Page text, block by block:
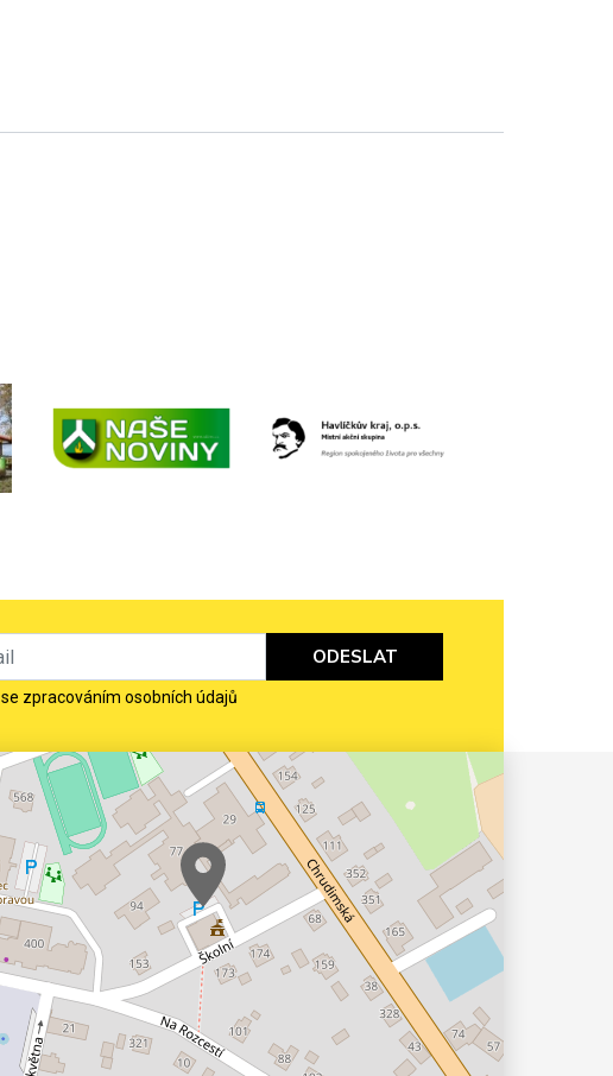
zpracováním osobních údajů
ODESLAT